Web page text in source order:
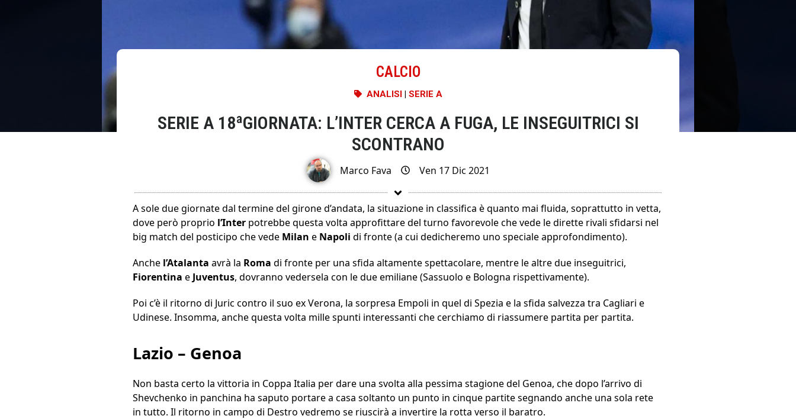
CALCIO
ANALISI| SERIE A
SERIE A 18ªGIORNATA: L’INTER CERCA A FUGA, LE INSEGUITRICI SI
SCONTRANO
Marco Fava Ven 17 Dic 2021
A sole due giornate dal termine del girone d’andata, la situazione in classifica è quanto mai fluida, soprattutto in vetta,
dove però proprio l’Inter potrebbe questa volta approfittare del turno favorevole che vede le dirette rivali sfidarsi nel
big match del posticipo che vede Milan e Napoli di fronte (a cui dedicheremo uno speciale approfondimento).
Anche l’Atalanta avrà la Roma di fronte per una sfida altamente spettacolare, mentre le altre due inseguitrici,
Fiorentina e Juventus, dovranno vedersela con le due emiliane (Sassuolo e Bologna rispettivamente).
Poi c’è il ritorno di Juric contro il suo ex Verona, la sorpresa Empoli in quel di Spezia e la sfida salvezza tra Cagliari e
Udinese. Insomma, anche questa volta mille spunti interessanti che cerchiamo di riassumere partita per partita.
Lazio – Genoa
Non basta certo la vittoria in Coppa Italia per dare una svolta alla pessima stagione del Genoa, che dopo l’arrivo di
Shevchenko in panchina ha saputo portare a casa soltanto un punto in cinque partite segnando anche una sola rete
in tutto. Il ritorno in campo di Destro vedremo se riuscirà a invertire la rotta verso il baratro.